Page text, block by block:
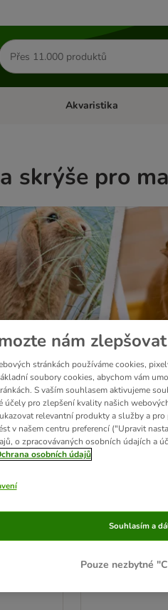
Malá zvířataOtevřít menu: Ptáci
Akvaristika
skrýše pro
zvířata
changed
nám
stránkách používáme cookies,
soubory cookies, abychom vám
S vaším souhlasem aktivujeme
účely pro zlepšení kvality našich
relevantní produkty a služby a
v našem centru preferencí ("Upravit
o zpracovávaných osobních údajích a
osobních údajů
Pouze nezbytné
Souhlasím a